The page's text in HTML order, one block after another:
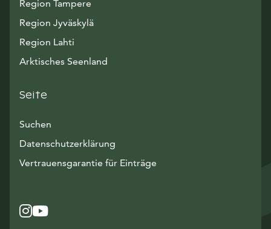
Region Tampere
Region Jyväskylä
Region Lahti
Arktisches Seenland
Seite
Suchen
Datenschutzerklärung
Vertrauensgarantie für Einträge
Instagram
Avautuu uuteen ikkunaan
YouTube
Avautuu uuteen ikkunaan